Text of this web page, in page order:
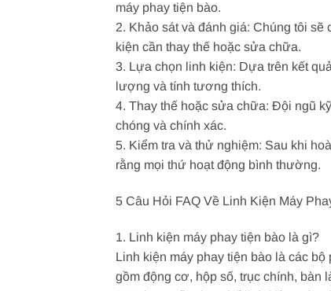
máy phay tiện bào.
2. Khảo sát và đánh giá: Chúng tôi
kiện cần thay thế hoặc sửa chữa.
3. Lựa chọn linh kiện: Dựa trên kết
lượng và tính tương thích.
4. Thay thế hoặc sửa chữa: Đội ngũ
chóng và chính xác.
5. Kiểm tra và thử nghiệm: Sau khi
rằng mọi thứ hoạt động bình thường.
5 Câu Hỏi FAQ Về Linh Kiện Máy
1. Linh kiện máy phay tiện bào là gì?
Linh kiện máy phay tiện bào là các
gồm động cơ, hộp số, trục chính, bàn